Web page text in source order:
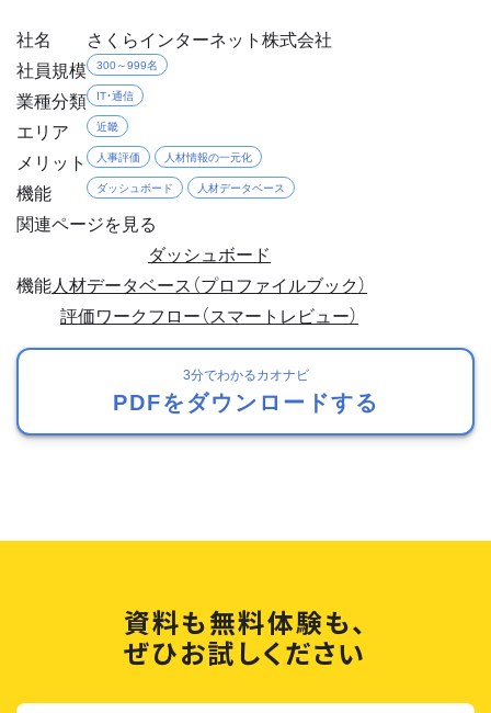
社名
さくらインターネット株式会社
社員規模
300～999名
業種分類 IT・通信
エリア 近畿
メリット 人事評価 人材情報の一元化
機能 ダッシュボード 人材データベース
関連ページを見る
機能
ダッシュボード
人材データベース（プロファイルブック）
評価ワークフロー（スマートレビュー）
3分でわかるカオナビ
PDFをダウンロードする
資料も無料体験も、
ぜひお試しください